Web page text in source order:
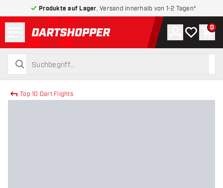
Produkte auf Lager , Versand innerhalb von 1-2 Tagen*
zurück zur Startseite
suchen
suchen
Konto
Meine 0
Top 10 Dart Flights